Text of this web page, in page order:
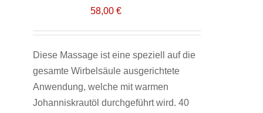
58,00 €
Diese Massage ist eine speziell auf die
gesamte Wirbelsäule ausgerichtete
Anwendung, welche mit warmen
Johanniskrautöl durchgeführt wird. 40